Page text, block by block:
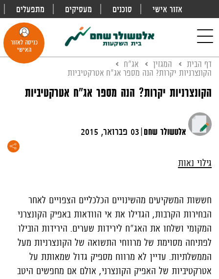
אזור אישי סוכנים מעסיקים מתפעלים
navigation
כניסה לאזור
האישי
דף הבית המגזין
אג"ח
הקונצרניות יקרות? הנה מספר אג"ח אטרקטיביות
הקונצרניות יקרות? הנה מספר אג"ח אטרקטיביות
אלטשולר שחם|03 פברואר, 2015
גילוי נאות
חששות המשקיעים מהשינויים הכלכליים הצפויים לאחר
הבחירות הקרבות, הגדילו את אי הוודאות באפיק הקונצרני
המקומי ושלחו את האג"ח לירידות שערים. הירידות הובילו
לפתיחה מסוימת של מרווחי התשואה של הקונצרניות מעל
הממשלתיות. עדיין לא מרווח מספיק גדול שמאותת על
אטרקטיביות של האפיק הקונצרני, אולם אם מחפשים היטב